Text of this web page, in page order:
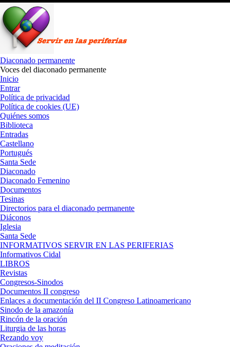
Saltar
al
contenido
Diaconado permanente
Voces del diaconado permanente
Inicio
Entrar
Política de privacidad
Política de cookies (UE)
Quiénes somos
Biblioteca
Entradas
Castellano
Portugués
Santa Sede
Diaconado
Diaconado Femenino
Documentos
Tesinas
Directorios para el diaconado permanente
Diáconos
Iglesia
Santa Sede
INFORMATIVOS SERVIR EN LAS PERIFERIAS
Informativos Cidal
LIBROS
Revistas
Congresos-Sinodos
Documentos II congreso
Enlaces a documentación del II Congreso Latinoamericano
Sinodo de la amazonía
Rincón de la oración
Liturgia de las horas
Rezando voy